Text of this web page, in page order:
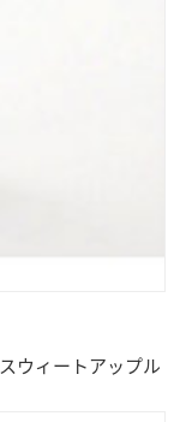
スウィートアップル